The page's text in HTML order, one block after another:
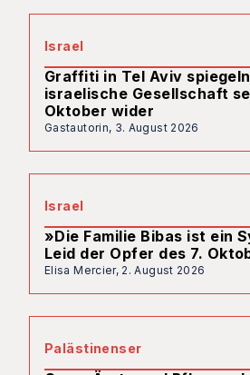
Israel
Graffiti in Tel Aviv
israelische Gesellschaft
Oktober wider
Gastautorin, 3. August 2026
Israel
»Die Familie Bibas ist ein
Leid der Opfer des 7.
Elisa Mercier, 2. August 2026
Palästinenser